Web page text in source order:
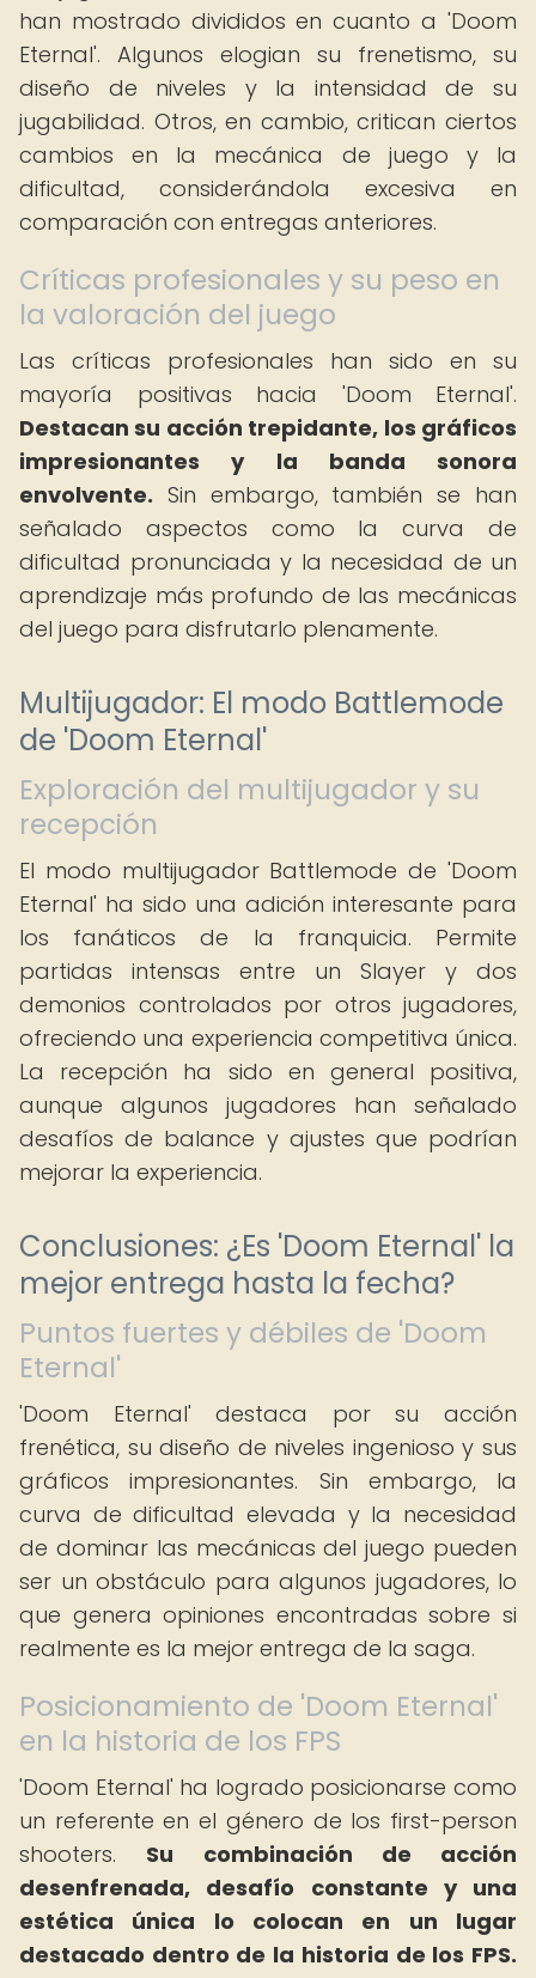
han mostrado divididos en cuanto a 'Doom
Eternal'. Algunos elogian su frenetismo, su
diseño de niveles y la intensidad de su
jugabilidad. Otros, en cambio, critican ciertos
cambios en la mecánica de juego y la
dificultad, considerándola excesiva en
comparación con entregas anteriores.
Críticas profesionales y su peso en
la valoración del juego
Las críticas profesionales han sido en su
mayoría positivas hacia 'Doom Eternal'.
Destacan su acción trepidante, los gráficos
impresionantes y la banda sonora
envolvente. Sin embargo, también se han
señalado aspectos como la curva de
dificultad pronunciada y la necesidad de un
aprendizaje más profundo de las mecánicas
del juego para disfrutarlo plenamente.
Multijugador: El modo Battlemode
de 'Doom Eternal'
Exploración del multijugador y su
recepción
El modo multijugador Battlemode de 'Doom
Eternal' ha sido una adición interesante para
los fanáticos de la franquicia. Permite
partidas intensas entre un Slayer y dos
demonios controlados por otros jugadores,
ofreciendo una experiencia competitiva única.
La recepción ha sido en general positiva,
aunque algunos jugadores han señalado
desafíos de balance y ajustes que podrían
mejorar la experiencia.
Conclusiones: ¿Es 'Doom Eternal' la
mejor entrega hasta la fecha?
Puntos fuertes y débiles de 'Doom
Eternal'
'Doom Eternal' destaca por su acción
frenética, su diseño de niveles ingenioso y sus
gráficos impresionantes. Sin embargo, la
curva de dificultad elevada y la necesidad
de dominar las mecánicas del juego pueden
ser un obstáculo para algunos jugadores, lo
que genera opiniones encontradas sobre si
realmente es la mejor entrega de la saga.
Posicionamiento de 'Doom Eternal'
en la historia de los FPS
'Doom Eternal' ha logrado posicionarse como
un referente en el género de los first-person
shooters. Su combinación de acción
desenfrenada, desafío constante y una
estética única lo colocan en un lugar
destacado dentro de la historia de los FPS.